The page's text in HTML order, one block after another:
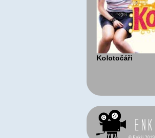
Kolotočáři